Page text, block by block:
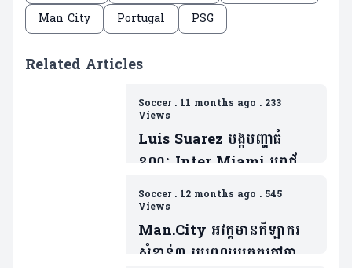
Man City
Portugal PSG
Related Articles
Soccer. 11 months ago . 233
Views
Luis Suarez បង្កបញ្ហាធំ
ខណៈ Inter Miami បរាជ័យ
ក្រោមថ្វីជើង Seattle
Sounders ព្រឹត្តការណ៍
Leagues Cup
ផ្តាច់ព្រ័ត្រ(មាន១វីដេអូ)
Soccer. 12 months ago . 545
Views
Man.City អវត្តមានកីឡាករ
សំខាន់៣ រូបពេលប្រកួតកៅឆាយ